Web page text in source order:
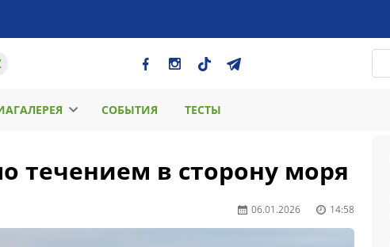
СОБЫТИЯ ТЕСТЫ
течением в сторону моря
06.01.2026 14:58